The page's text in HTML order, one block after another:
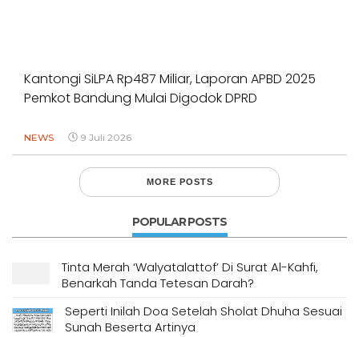
Kantongi SiLPA Rp487 Miliar, Laporan APBD 2025
Pemkot Bandung Mulai Digodok DPRD
NEWS 9 Juli 2026
MORE POSTS
POPULAR POSTS
Tinta Merah ‘Walyatalattof’ Di Surat Al-Kahfi,
Benarkah Tanda Tetesan Darah?
Seperti Inilah Doa Setelah Sholat Dhuha Sesuai
Sunah Beserta Artinya